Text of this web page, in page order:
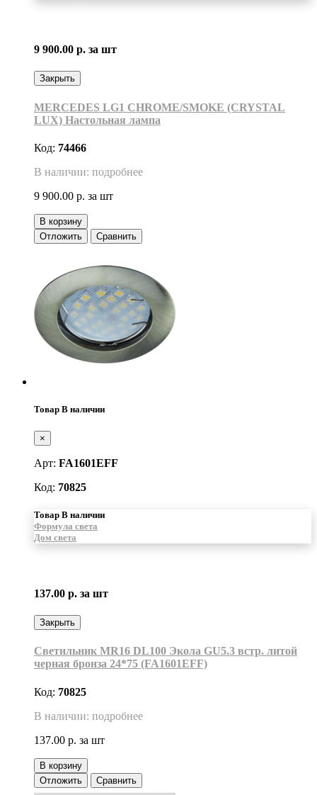
9 900.00 р. за шт
Закрыть
MERCEDES LG1 CHROME/SMOKE (CRYSTAL
LUX) Настольная лампа
Код: 74466
В наличии: подробнее
9 900.00 р. за шт
В корзину
Отложить
Сравнить
Товар В наличии
×
Арт: FA1601EFF
Код: 70825
Товар В наличии
Формула света
Дом света
137.00 р. за шт
Закрыть
Светильник MR16 DL100 Экола GU5.3 встр. литой
черная бронза 24*75 (FA1601EFF)
Код: 70825
В наличии: подробнее
137.00 р. за шт
В корзину
Отложить
Сравнить